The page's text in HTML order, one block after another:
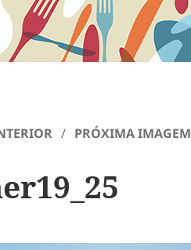
PRÓXIMA IMAGEM